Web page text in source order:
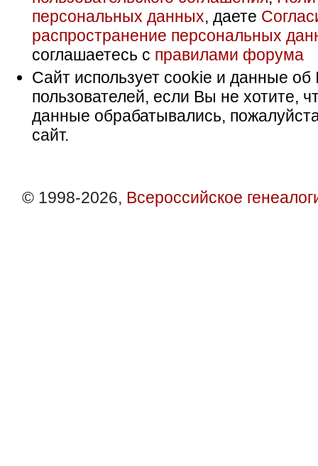
персональных данных, даете
распространение персональных
соглашаетесь с правилами форума
Сайт использует cookie и данные об
пользователей, если Вы не хотите,
данные обрабатывались,
сайт.
© 1998-2026, Всероссийское